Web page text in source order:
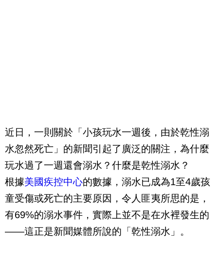
近日，一則關於「小孩玩水一週後，由於乾性溺
水忽然死亡」的新聞引起了廣泛的關注，為什麼
玩水過了一週還會溺水？什麼是乾性溺水？
根據美國疾控中心的數據，溺水已成為1至4歲孩
童受傷或死亡的主要原因，令人匪夷所思的是，
有69%的溺水事件，實際上並不是在水裡發生的
——這正是新聞媒體所說的「乾性溺水」。